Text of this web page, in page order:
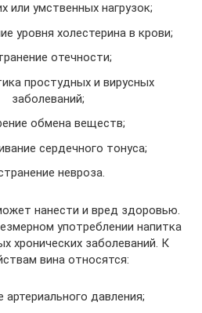
или умственных нагрузок;
уровня холестерина в крови;
отечности;
простудных и вирусных
заболеваний;
обмена веществ;
сердечного тонуса;
невроза.
нанести и вред здоровью.
употреблении напитка
хронических заболеваний. К
вина относятся:
артериального давления;